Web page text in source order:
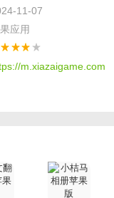
方便用户随时查看
，用户可根据个人
粘贴，方便用户快
洁明了的界面设
11-07
应用
m.xiazaigame.com